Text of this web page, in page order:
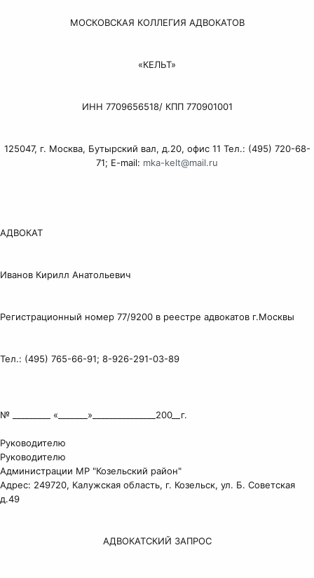
МОСКОВСКАЯ КОЛЛЕГИЯ АДВОКАТОВ
«КЕЛЬТ»
ИНН 7709656518/ КПП 770901001
125047, г. Москва, Бутырский вал, д.20, офис 11 Тел.: (495) 720-68-
71; E-mail: mka-kelt@mail.ru
АДВОКАТ
Иванов Кирилл Анатольевич
Регистрационный номер 77/9200 в реестре адвокатов г.Москвы
Тел.: (495) 765-66-91; 8-926-291-03-89
№ _________ «_______»_______________200__г.
Руководителю
Руководителю
Администрации МР "Козельский район"
Адрес: 249720, Калужская область, г. Козельск, ул. Б. Советская
д.49
АДВОКАТСКИЙ ЗАПРОС